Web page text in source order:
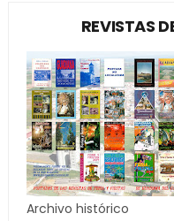
REVISTAS
Archivo histórico